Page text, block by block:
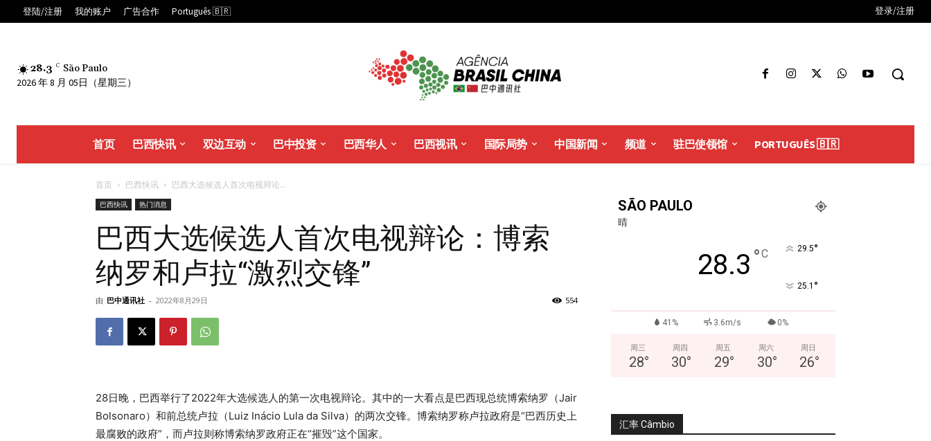
登陆/注册 我的账户 广告合作 Português 🇧🇷 登录/注册
28.3 C São Paulo
2026 年 8 月 05日（星期三）
首页 巴西快讯 双边互动 巴中投资 巴西华人 巴西视讯 国际局势 中国新闻 频道 驻巴使领馆 PORTUGUÊS 🇧🇷
首页 巴西快讯 巴西大选候选人首次电视辩论...
巴西快讯 热门消息
巴西大选候选人首次电视辩论：博索
纳罗和卢拉“激烈交锋”
由 巴中通讯社 - 2022年8月29日 554
28日晚，巴西举行了2022年大选候选人的第一次电视辩论。其中的一大看点是巴西现总统博索纳罗（Jair
Bolsonaro）和前总统卢拉（Luiz Inácio Lula da Silva）的两次交锋。博索纳罗称卢拉政府是“巴西历史上
最腐败的政府”，而卢拉则称博索纳罗政府正在“摧毁”这个国家。
SÃO PAULO
晴
28.3 °C 29.5°
25.1 °
41% 3.6m/s 0%
周三
28°
周四
30°
周五
29°
周六
30°
周日
26°
汇率 Câmbio